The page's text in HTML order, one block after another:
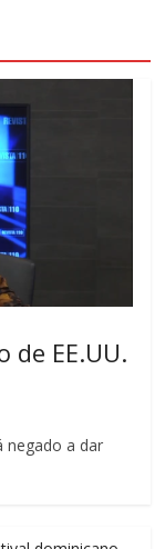
de EE.UU.
negado a dar